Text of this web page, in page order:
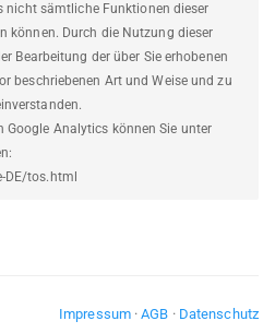
nicht sämtliche Funktionen dieser
können. Durch die Nutzung dieser
Bearbeitung der über Sie erhobenen
beschriebenen Art und Weise und zu
Google Analytics können Sie unter
tos.html
Impressum·AGB · Datenschutz